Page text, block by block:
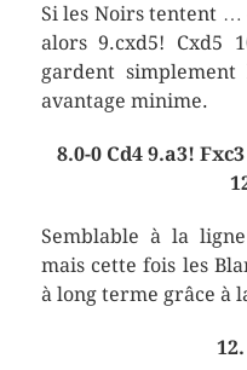
Si les Noirs tentent …
alors 9.cxd5! Cxd5
gardent
avantage minime.
8.0-0 Cd4 9.a3!
Semblable à la
mais cette fois les
à long terme grâce à